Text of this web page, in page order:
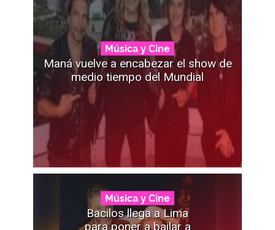
Música y Cine
Maná vuelve a encabezar el show de
medio tiempo del Mundial
Música y Cine
Bacilos llega a Lima
para poner a bailar a